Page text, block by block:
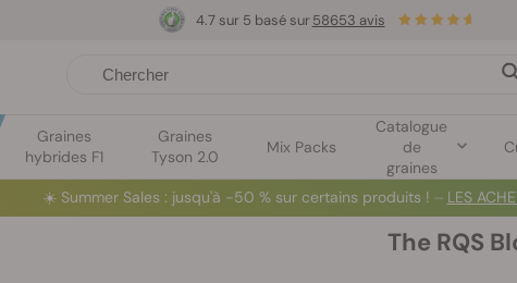
Graines
hybrides F1
Graines
Tyson 2.0
Mix Packs
Catalogue
de
graines
4.7 sur 5 basé sur 58653 avis
☀️ Summer Sales : jusqu'à -50 % sur certains produits ! ⏤ LES
The RQS